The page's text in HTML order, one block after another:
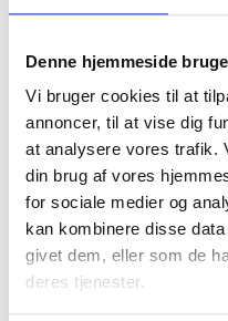
Denne hjemmeside
Vi bruger cookies til at
annoncer, til at vise dig
at analysere vores trafik.
din brug af vores
for sociale medier og
kan kombinere disse
givet dem, eller som de
deres tjenester.
08. juni 2026
BL INFORMERER
Ansvar for
forsyningssvigt
08. juni 2026
BL INFORMERER